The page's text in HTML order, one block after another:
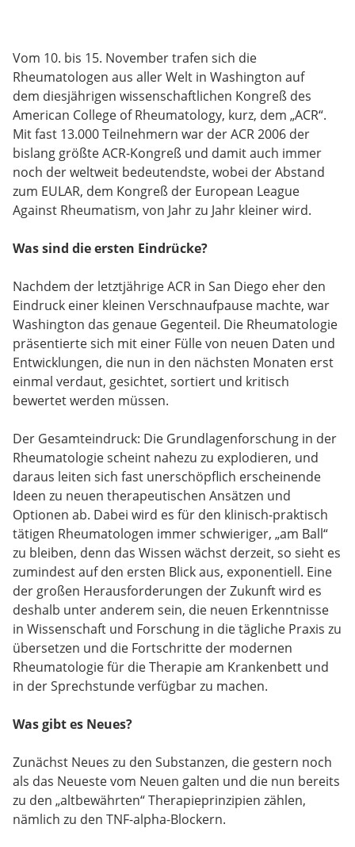
Vom 10. bis 15. November trafen sich die
Rheumatologen aus aller Welt in Washington auf
dem diesjährigen wissenschaftlichen Kongreß des
American College of Rheumatology, kurz, dem „ACR“.
Mit fast 13.000 Teilnehmern war der ACR 2006 der
bislang größte ACR-Kongreß und damit auch immer
noch der weltweit bedeutendste, wobei der Abstand
zum EULAR, dem Kongreß der European League
Against Rheumatism, von Jahr zu Jahr kleiner wird.
Was sind die ersten Eindrücke?
Nachdem der letztjährige ACR in San Diego eher den
Eindruck einer kleinen Verschnaufpause machte, war
Washington das genaue Gegenteil. Die Rheumatologie
präsentierte sich mit einer Fülle von neuen Daten und
Entwicklungen, die nun in den nächsten Monaten erst
einmal verdaut, gesichtet, sortiert und kritisch
bewertet werden müssen.
Der Gesamteindruck: Die Grundlagenforschung in der
Rheumatologie scheint nahezu zu explodieren, und
daraus leiten sich fast unerschöpflich erscheinende
Ideen zu neuen therapeutischen Ansätzen und
Optionen ab. Dabei wird es für den klinisch-praktisch
tätigen Rheumatologen immer schwieriger, „am Ball“
zu bleiben, denn das Wissen wächst derzeit, so sieht es
zumindest auf den ersten Blick aus, exponentiell. Eine
der großen Herausforderungen der Zukunft wird es
deshalb unter anderem sein, die neuen Erkenntnisse
in Wissenschaft und Forschung in die tägliche Praxis zu
übersetzen und die Fortschritte der modernen
Rheumatologie für die Therapie am Krankenbett und
in der Sprechstunde verfügbar zu machen.
Was gibt es Neues?
Zunächst Neues zu den Substanzen, die gestern noch
als das Neueste vom Neuen galten und die nun bereits
zu den „altbewährten“ Therapieprinzipien zählen,
nämlich zu den TNF-alpha-Blockern.